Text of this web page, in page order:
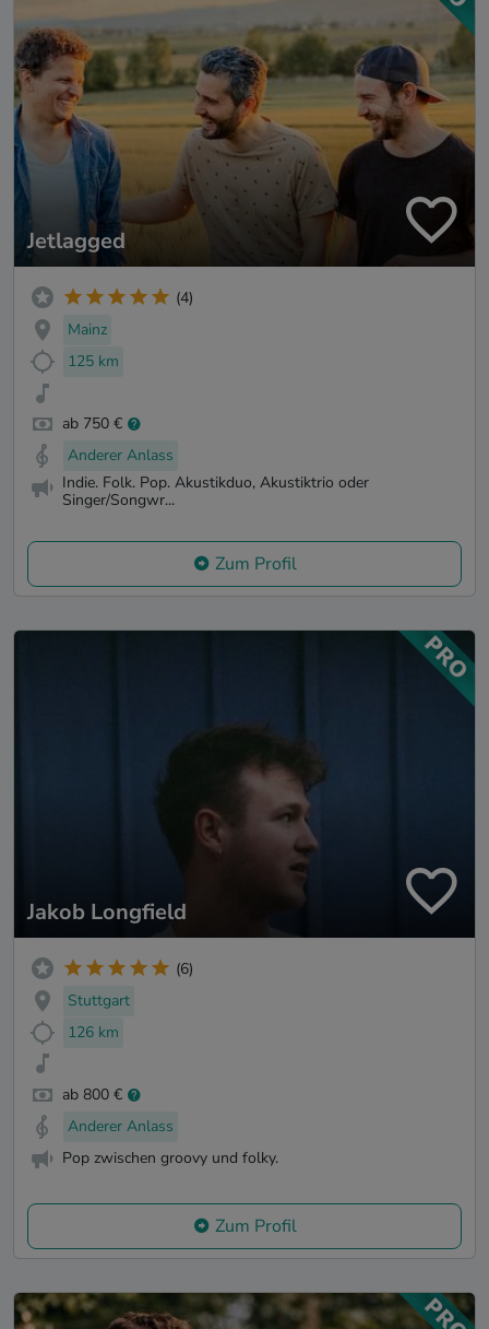
Jetlagged
(4)
Mainz
125 km
ab 750 €
Anderer Anlass
Indie. Folk. Pop. Akustikduo, Akustiktrio oder
Singer/Songwr...
Zum Profil
Jakob Longfield
(6)
Stuttgart
126 km
ab 800 €
Anderer Anlass
Pop zwischen groovy und folky.
Zum Profil